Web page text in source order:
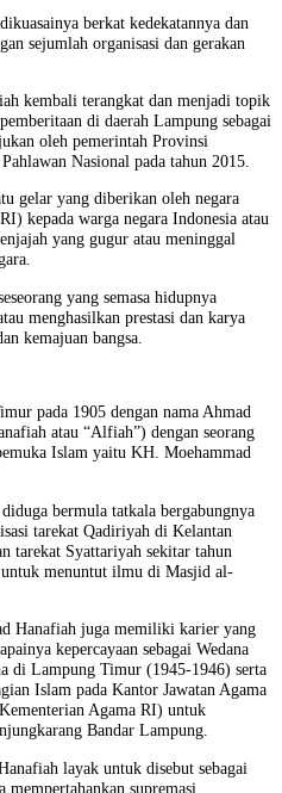
berkat kedekatannya dan
sejumlah organisasi dan gerakan
kembali terangkat dan menjadi topik
di daerah Lampung sebagai
oleh pemerintah Provinsi
Nasional pada tahun 2015.
gelar yang diberikan oleh negara
kepada warga negara Indonesia atau
yang gugur atau meninggal
yang semasa hidupnya
menghasilkan prestasi dan karya
kemajuan bangsa.
pada 1905 dengan nama Ahmad
atau “Alfiah”) dengan seorang
Islam yaitu KH. Moehammad
bermula tatkala bergabungnya
tarekat Qadiriyah di Kelantan
tarekat Syattariyah sekitar tahun
menuntut ilmu di Masjid al-
Hanafiah juga memiliki karier yang
kepercayaan sebagai Wedana
di Lampung Timur (1945-1946) serta
Islam pada Kantor Jawatan Agama
Agama RI) untuk
Bandar Lampung.
layak untuk disebut sebagai
supremasi